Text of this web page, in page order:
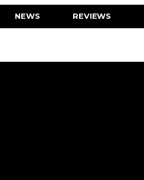
NEWS REVIEWS